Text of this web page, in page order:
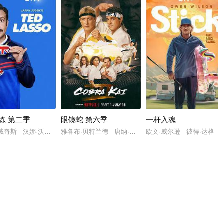
·戴尔加多
第二季
奇斯 汉娜·沃丁厄姆 布雷特·戈德斯坦
眼镜蛇 第六季
雅各布·贝特兰德 唐纳·布坎南 考特尼·海根勒
一杆入魂
欧文·威尔逊 彼得·达